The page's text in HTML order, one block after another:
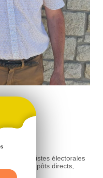
des listes électorales
des impôts directs,